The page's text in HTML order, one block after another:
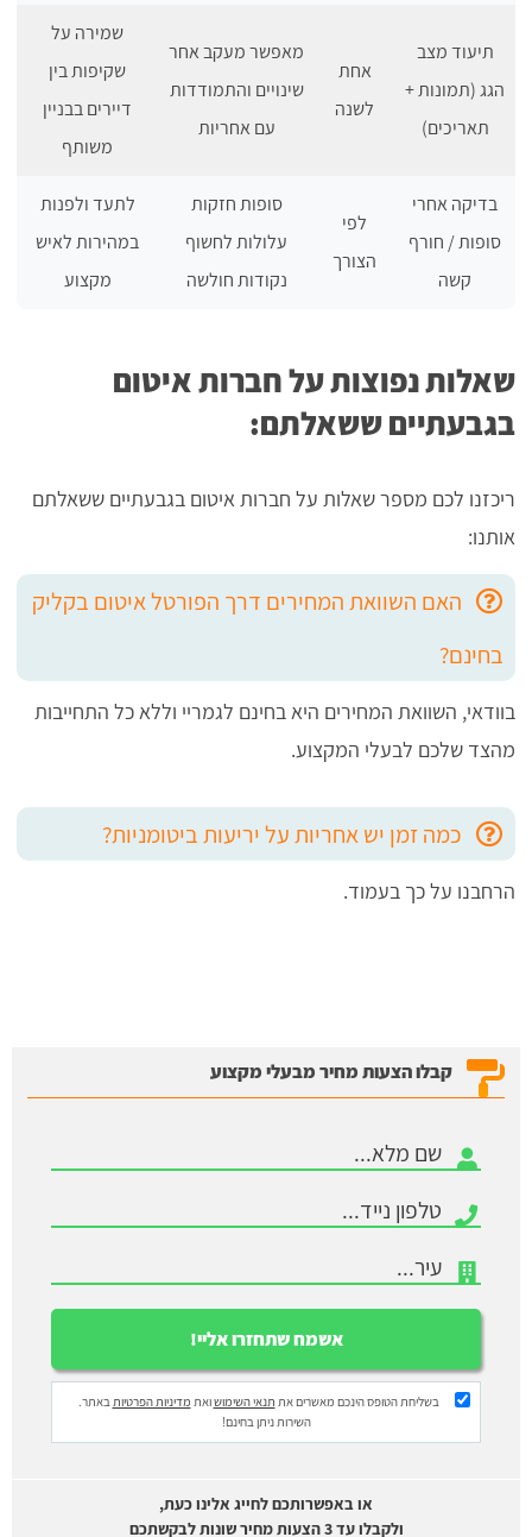
תיעוד מצב
הגג (תמונות +
תאריכים)
אחת
לשנה
מאפשר מעקב אחר
שינויים והתמודדות
עם אחריות
שמירה על
שקיפות בין
דיירים בבניין
משותף
בדיקה אחרי
סופות / חורף
קשה
לפי
הצורך
סופות חזקות
עלולות לחשוף
נקודות חולשה
לתעד ולפנות
במהירות לאיש
מקצוע
שאלות נפוצות על חברות איטום
בגבעתיים ששאלתם:
ריכזנו לכם מספר שאלות על חברות איטום בגבעתיים ששאלתם
אותנו:
האם השוואת המחירים דרך הפורטל איטום בקליק
בחינם?
בוודאי, השוואת המחירים היא בחינם לגמריי וללא כל התחייבות
מהצד שלכם לבעלי המקצוע.
כמה זמן יש אחריות על יריעות ביטומניות?
הרחבנו על כך בעמוד.
קבלו הצעות מחיר מבעלי מקצוע
בשליחת הטופס הינכם מאשרים את תנאי השימושואת מדיניות הפרטיותבאתר.
השירות ניתן בחינם!
או באפשרותכם לחייג אלינו כעת,
ולקבלו עד 3 הצעות מחיר שונות לבקשתכם